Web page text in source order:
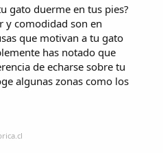
gato duerme en tus pies?
y comodidad son en
que motivan a tu gato
has notado que
de echarse sobre tu
algunas zonas como los